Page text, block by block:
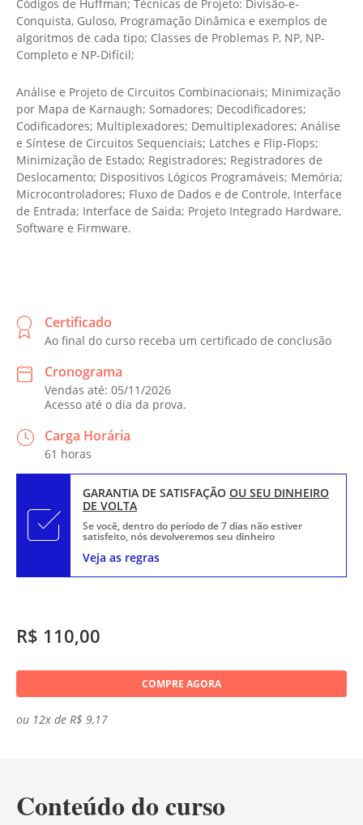
Códigos de Huffman; Técnicas de Projeto: Divisão-e-
Conquista, Guloso, Programação Dinâmica e exemplos de
algoritmos de cada tipo; Classes de Problemas P, NP, NP-
Completo e NP-Difícil;
Análise e Projeto de Circuitos Combinacionais; Minimização
por Mapa de Karnaugh; Somadores; Decodificadores;
Codificadores; Multiplexadores; Demultiplexadores; Análise
e Síntese de Circuitos Sequenciais; Latches e Flip-Flops;
Minimização de Estado; Registradores; Registradores de
Deslocamento; Dispositivos Lógicos Programáveis; Memória;
Microcontroladores; Fluxo de Dados e de Controle, Interface
de Entrada; Interface de Saida; Projeto Integrado Hardware,
Software e Firmware.
R$ 110,00
COMPRE AGORA
ou 12x de R$ 9,17
Certificado
Ao final do curso receba um certificado de conclusão
Cronograma
Vendas até: 05/11/2026
Acesso até o dia da prova.
Carga Horária
61 horas
GARANTIA DE SATISFAÇÃO OU SEU DINHEIRO
DE VOLTA
Se você, dentro do período de 7 dias não estiver
satisfeito, nós devolveremos seu dinheiro
Veja as regras
Conteúdo do curso